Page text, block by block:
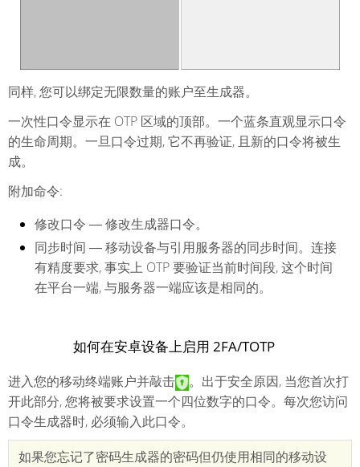
同样, 您可以绑定无限数量的账户至生成器。
一次性口令显示在 OTP 区域的顶部。一个蓝条直观显示口令
的生命周期。一旦口令过期, 它不再验证, 且新的口令将被生
成。
附加命令:
修改口令 ― 修改生成器口令。
同步时间 ― 移动设备与引用服务器的同步时间。连接
有精度要求, 事实上 OTP 要验证当前时间段, 这个时间
在平台一端, 与服务器一端应该是相同的。
如何在安卓设备上启用 2FA/TOTP
进入您的移动终端账户并敲击
。出于安全原因, 当您首次打
开此部分, 您将被要求设置一个四位数字的口令。每次您访问
口令生成器时, 必须输入此口令。
如果您忘记了密码生成器的密码但仍使用相同的移动设